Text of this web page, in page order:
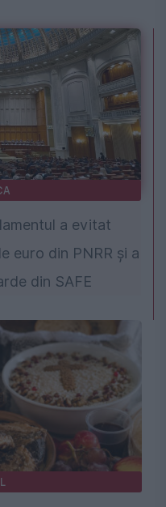
a evitat
euro din PNRR și a
din SAFE